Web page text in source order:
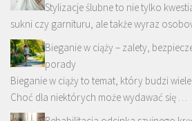
Stylizacje ślubne to nie tylko
sukni czy garnituru, ale także wyraz
Bieganie w ciąży – zalety,
porady
Bieganie w ciąży to temat, który budzi
Choć dla niektórych może wydawać się …